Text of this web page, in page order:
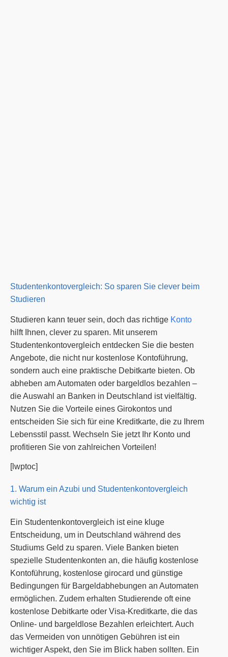
Studentenkontovergleich: So sparen Sie clever beim
Studieren
Studieren kann teuer sein, doch das richtige Konto
hilft Ihnen, clever zu sparen. Mit unserem
Studentenkontovergleich entdecken Sie die besten
Angebote, die nicht nur kostenlose Kontoführung,
sondern auch eine praktische Debitkarte bieten. Ob
abheben am Automaten oder bargeldlos bezahlen –
die Auswahl an Banken in Deutschland ist vielfältig.
Nutzen Sie die Vorteile eines Girokontos und
entscheiden Sie sich für eine Kreditkarte, die zu Ihrem
Lebensstil passt. Wechseln Sie jetzt Ihr Konto und
profitieren Sie von zahlreichen Vorteilen!
[lwptoc]
1. Warum ein Azubi und Studentenkontovergleich
wichtig ist
Ein Studentenkontovergleich ist eine kluge
Entscheidung, um in Deutschland während des
Studiums Geld zu sparen. Viele Banken bieten
spezielle Studentenkonten an, die häufig kostenlose
Kontoführung, kostenlose girocard und günstige
Bedingungen für Bargeldabhebungen an Automaten
ermöglichen. Zudem erhalten Studierende oft eine
kostenlose Debitkarte oder Visa-Kreditkarte, die das
Online- und bargeldlose Bezahlen erleichtert. Auch
das Vermeiden von unnötigen Gebühren ist ein
wichtiger Aspekt, den Sie im Blick haben sollten. Ein